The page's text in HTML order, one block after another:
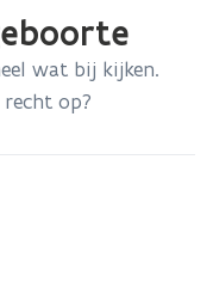
wat bij kijken.
op?